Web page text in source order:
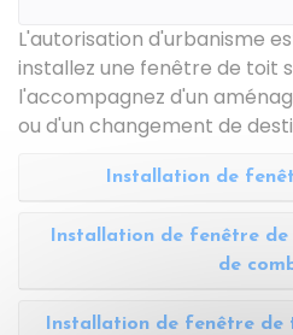
L'autorisation d'urbanisme
installez une fenêtre de toit
l'accompagnez d'un
ou d'un changement de
Installation de
Installation de fenêtre
de
Installation de fenêtre